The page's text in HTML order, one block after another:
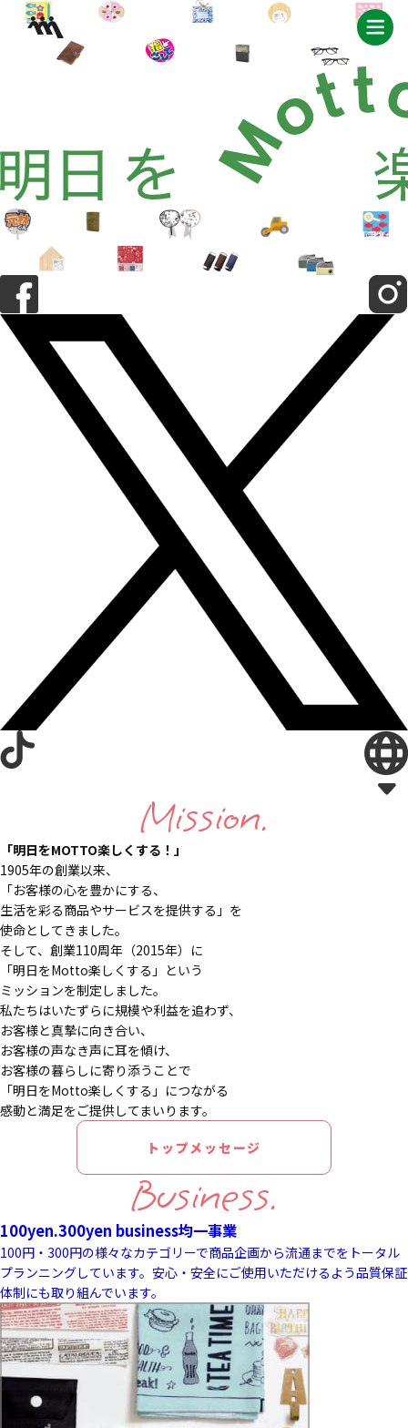
Mission.
「明日をMOTTO楽しくする！」
1905年の創業以来、
「お客様の心を豊かにする、
生活を彩る商品やサービスを提供する」を
使命としてきました。
そして、創業110周年（2015年）に
「明日をMotto楽しくする」という
ミッションを制定しました。
私たちはいたずらに規模や利益を追わず、
お客様と真摯に向き合い、
お客様の声なき声に耳を傾け、
お客様の暮らしに寄り添うことで
「明日をMotto楽しくする」につながる
感動と満足をご提供してまいります。
トップメッセージ
Business.
100yen.300yen business均一事業
100円・300円の様々なカテゴリーで商品企画から流通までをトータル
プランニングしています。安心・安全にご使用いただけるよう品質保証
体制にも取り組んでいます。